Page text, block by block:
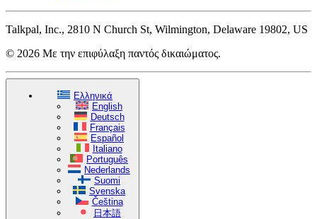
Talkpal, Inc., 2810 N Church St, Wilmington, Delaware 19802, US
© 2026 Με την επιφύλαξη παντός δικαιώματος.
Ελληνικά
English
Deutsch
Français
Español
Italiano
Português
Nederlands
Suomi
Svenska
Čeština
日本語